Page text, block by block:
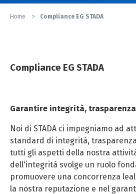
Home Compliance EG STADA
Compliance EG STADA
Garantire integrità,
Noi di STADA ci impegniamo ad
standard di integrità,
tutti gli aspetti della nostra
dell'integrità svolge un ruolo
promuovere una concorrenza
la nostra reputazione e nel